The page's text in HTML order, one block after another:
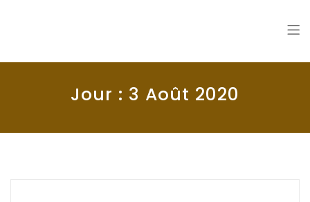
Jour : 3 Août 2020